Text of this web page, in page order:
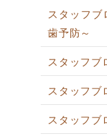
スタッフブ
歯予防～
スタッフブ
スタッフブ
スタッフブ